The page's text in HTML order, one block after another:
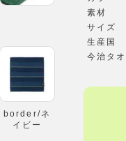
border/ネ
イビー
素材
サイズ
生産国
今治タ